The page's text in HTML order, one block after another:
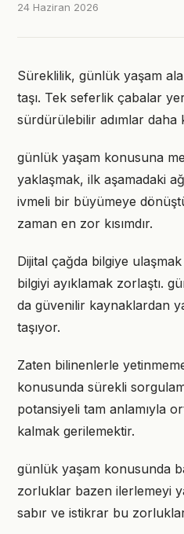
24 Haziran 2026
Süreklilik, günlük yaşam
taşı. Tek seferlik çabalar
sürdürülebilir adımlar daha
günlük yaşam konusuna
yaklaşmak, ilk aşamadaki
ivmeli bir büyümeye
zaman en zor kısımdır.
Dijital çağda bilgiye
bilgiyi ayıklamak zorlaştı.
da güvenilir kaynaklardan
taşıyor.
Zaten bilinenlerle
konusunda sürekli
potansiyeli tam anlamıyla
kalmak gerilemektir.
günlük yaşam konusunda
zorluklar bazen ilerlemeyi
sabır ve istikrar bu